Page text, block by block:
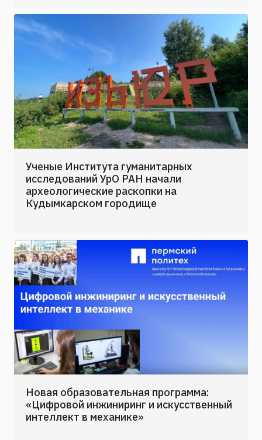
Ученые Института гуманитарных
исследований УрО РАН начали
археологические раскопки на
Кудымкарском городище
Новая образовательная программа:
«Цифровой инжиниринг и искусственный
интеллект в механике»